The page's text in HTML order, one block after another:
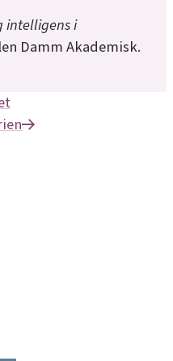
intelligens i
Damm Akademisk.